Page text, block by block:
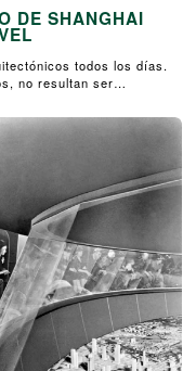
DE SHANGHAI
todos los días.
no resultan ser…